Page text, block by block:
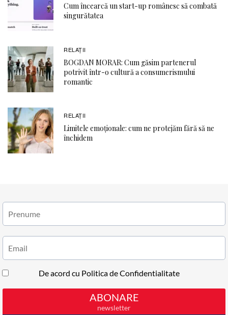
Cum încearcă un start-up românesc să combată
singurătatea
RELAŢII
BOGDAN MORAR: Cum găsim partenerul
potrivit într-o cultură a consumerismului
romantic
RELAŢII
Limitele emoționale: cum ne protejăm fără să ne
închidem